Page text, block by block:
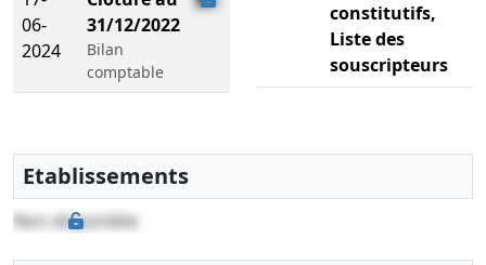
06-
2024
31/12/2022
Bilan
comptable
constitutifs,
Liste des
souscripteurs
Etablissements
Non disponible